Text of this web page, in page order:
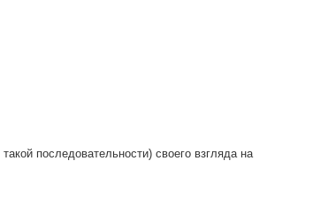
последовательности) своего взгляда на